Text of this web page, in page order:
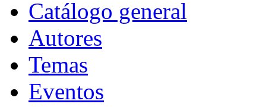
Catálogo general
Autores
Temas
Eventos